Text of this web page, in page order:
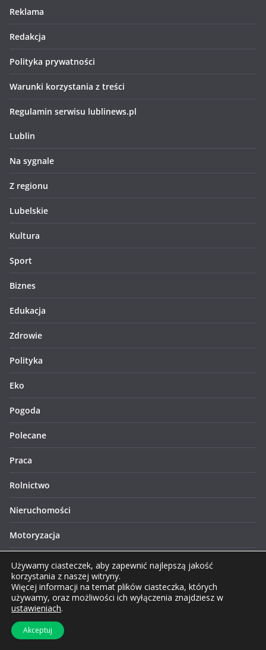
Reklama
Redakcja
Polityka prywatności
Warunki korzystania z treści
Regulamin serwisu lublinews.pl
Lublin
Na sygnale
Z regionu
Lubelskie
Kultura
Sport
Biznes
Edukacja
Zdrowie
Polityka
Eko
Pogoda
Polecane
Praca
Rolnictwo
Nieruchomości
Motoryzacja
Historia
Lifestyle
Finanse
Zakupy
Używamy ciasteczek, aby zapewnić najlepszą jakość
korzystania z naszej witryny.
Więcej informacji na temat plików ciasteczka, których
używamy, oraz możliwości ich wyłączenia znajdziesz w
ustawieniach.
Akceptuj